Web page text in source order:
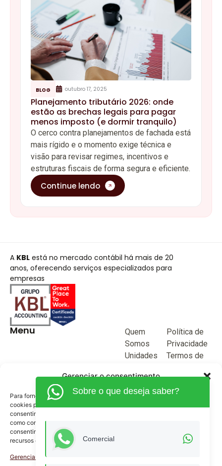
Gerenciar o consentimento
Para fornecer as melhores experiências, usamos tecnologias como
cookies para armazenar e/ou acessar informações do dispositivo. O
consentimento para essas tecnologias nos permitirá processar dados
como comportamento de navegação ou IDs exclusivos neste site. Não
consentir ou retirar o consentimento pode afetar negativamente certos
recursos e funções.
Gerenciar serviços
BLOG outubro 17, 2025
Planejamento tributário 2026: onde
estão as brechas legais para pagar
menos imposto (e dormir tranquilo)
O cerco contra planejamentos de fachada está
mais rígido e o momento exige técnica e
visão para revisar regimes, incentivos e
estruturas fiscais de forma segura e eficiente.
Continue lendo
A KBL está no mercado contábil há mais de 20
anos, oferecendo serviços especializados para
empresas
Menu
Quem
Somos
Unidades
Blog
Junte-se a
Política de
Privacidade
Termos de
(62) 3515-1280
(62) 99968-9132
Sobre o que deseja saber?
Comercial